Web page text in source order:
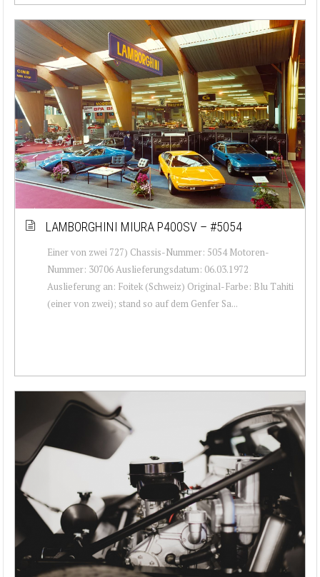
LAMBORGHINI MIURA P400SV – #5054
Einer von zwei 727) Chassis-Nummer: 5054 Motoren-
Nummer: 30706 Auslieferungsdatum: 06.03.1972
Auslieferung an: Foitek (Schweiz) Original-Farbe: Blu Tahiti
(einer von zwei); stand so auf dem Genfer Sa...